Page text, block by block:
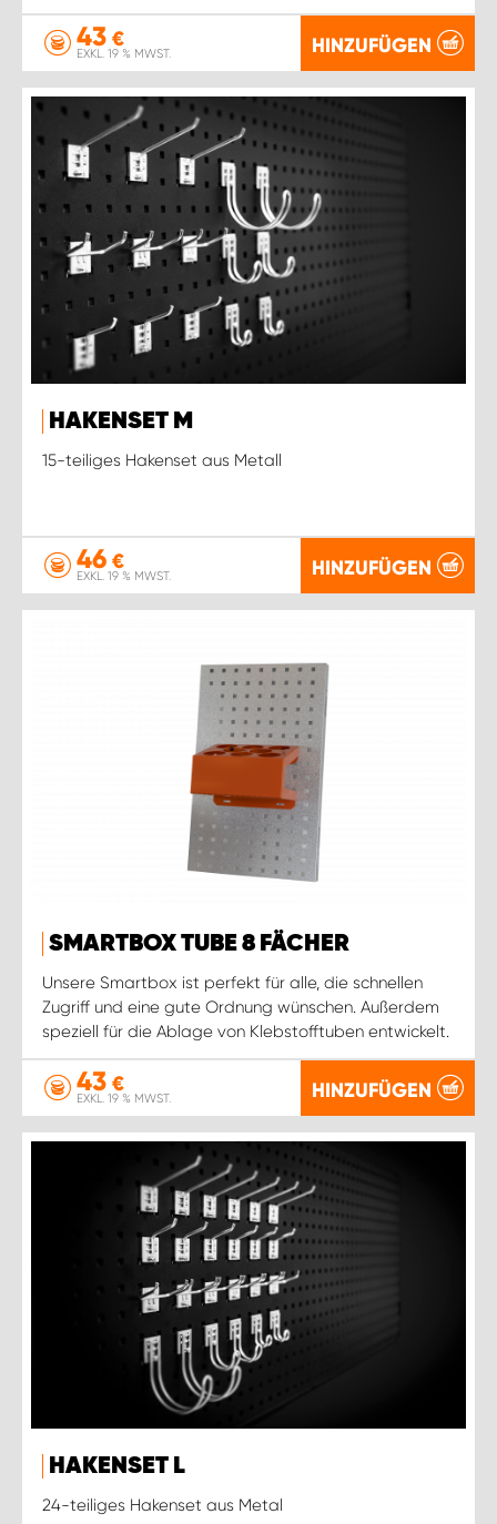
43 €
EXKL. 19 % MWST. HINZUFÜGEN
HAKENSET M
15-teiliges Hakenset aus Metall
46 €
EXKL. 19 % MWST. HINZUFÜGEN
SMARTBOX TUBE 8 FÄCHER
Unsere Smartbox ist perfekt für alle, die schnellen
Zugriff und eine gute Ordnung wünschen. Außerdem
speziell für die Ablage von Klebstofftuben entwickelt.
43 €
EXKL. 19 % MWST. HINZUFÜGEN
HAKENSET L
24-teiliges Hakenset aus Metal